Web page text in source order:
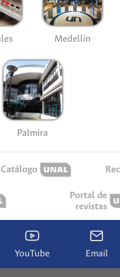
Medellín
Palmira
Catálogo
Portal de
revistas
YouTube Email